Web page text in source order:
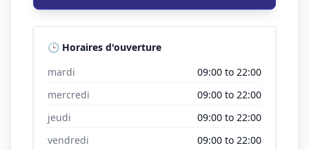
🕒 Horaires d'ouverture
mardi
09:00 to 22:00
mercredi
09:00 to 22:00
jeudi
09:00 to 22:00
vendredi
09:00 to 22:00